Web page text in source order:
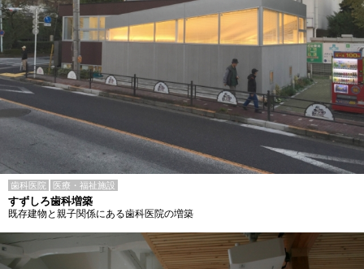
歯科医院 医療・福祉施設
すずしろ歯科増築
既存建物と親子関係にある歯科医院の増築